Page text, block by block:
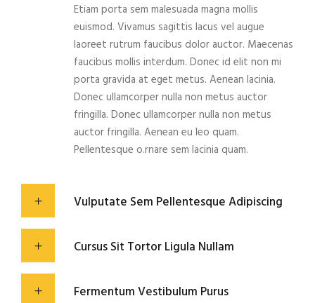
Etiam porta sem malesuada magna mollis
euismod. Vivamus sagittis lacus vel augue
laoreet rutrum faucibus dolor auctor. Maecenas
faucibus mollis interdum. Donec id elit non mi
porta gravida at eget metus. Aenean lacinia.
Donec ullamcorper nulla non metus auctor
fringilla. Donec ullamcorper nulla non metus
auctor fringilla. Aenean eu leo quam.
Pellentesque o.rnare sem lacinia quam.
Vulputate Sem Pellentesque Adipiscing
Cursus Sit Tortor Ligula Nullam
Fermentum Vestibulum Purus